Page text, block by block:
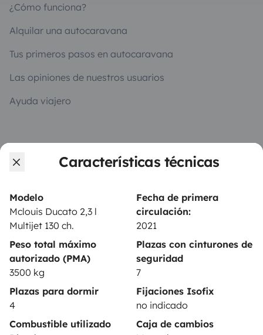
Características técnicas
Modelo
Mclouis Ducato 2,3 l
Multijet 130 ch.
Fecha de primera
circulación:
2021
Peso total máximo
autorizado (PMA)
3500 kg
Plazas con cinturones de
seguridad
7
Plazas para dormir
4
Fijaciones Isofix
no indicado
Combustible utilizado
Caja de cambios
¿Cómo funciona?
Alquilar una autocaravana
Tus primeros pasos en autocaravana
Las opiniones de nuestros usuarios
Ayuda viajero
PROPIETARIOS
Contrato de alquiler
Seguros de alquiler
Asistencias de alquiler
Ayuda propietario